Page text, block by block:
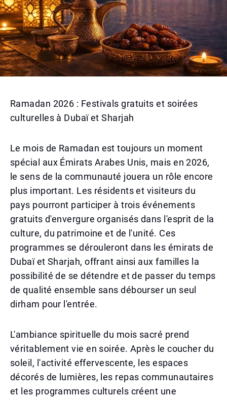
Ramadan 2026 : Festivals gratuits et soirées
culturelles à Dubaï et Sharjah
Le mois de Ramadan est toujours un moment
spécial aux Émirats Arabes Unis, mais en 2026,
le sens de la communauté jouera un rôle encore
plus important. Les résidents et visiteurs du
pays pourront participer à trois événements
gratuits d'envergure organisés dans l'esprit de la
culture, du patrimoine et de l'unité. Ces
programmes se dérouleront dans les émirats de
Dubaï et Sharjah, offrant ainsi aux familles la
possibilité de se détendre et de passer du temps
de qualité ensemble sans débourser un seul
dirham pour l'entrée.
L'ambiance spirituelle du mois sacré prend
véritablement vie en soirée. Après le coucher du
soleil, l'activité effervescente, les espaces
décorés de lumières, les repas communautaires
et les programmes culturels créent une